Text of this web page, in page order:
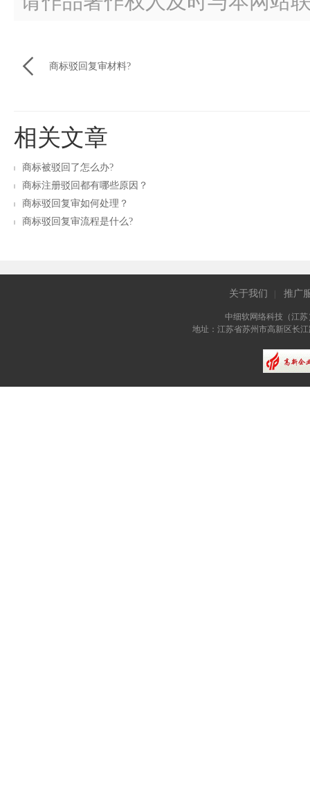
 商标驳回复审材料?
相关文章
商标被驳回了怎么办?
商标注册驳回都有哪些原因？
商标驳回复审如何处理？
商标驳回复审流程是什么?
关于我们 推广
中细软网络科技（江
地址：江苏省苏州市高新区长